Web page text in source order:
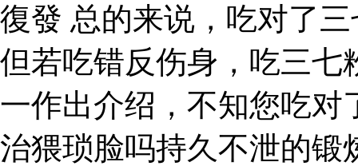
復發 总的来说，吃对了
但若吃错反伤身，吃三七
一作出介绍，不知您吃对
治猥琐脸吗持久不泄的锻